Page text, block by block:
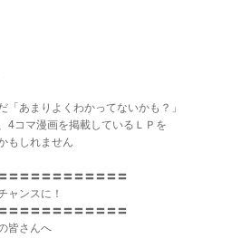
あまりよくわかってないかも？」
4コマ漫画を掲載しているＬＰを
もしれません
〓〓〓〓〓〓〓〓〓〓〓
ャンスに！
〓〓〓〓〓〓〓〓〓〓〓
皆さんへ